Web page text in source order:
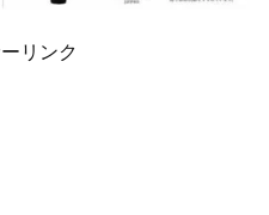
リンク